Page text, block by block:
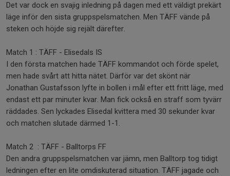
Det var dock en svajig inledning på dagen med ett väldigt prekärt
läge inför den sista gruppspelsmatchen. Men TÄFF vände på
steken och höjde sig rejält därefter.
Match 1 : TÄFF - Elisedals IS
I den första matchen hade TÄFF kommandot och förde spelet,
men hade svårt att hitta nätet. Därför var det skönt när
Jonathan Gustafsson lyfte in bollen i mål efter ett fritt läge, med
endast ett par minuter kvar. Man fick också en straff som tyvärr
räddades. Sen lyckades Elisedal kvittera med 30 sekunder kvar
och matchen slutade därmed 1-1.
Match 2 : TÄFF - Balltorps FF
Den andra gruppspelsmatchen var jämn, men Balltorp tog tidigt
ledningen efter en lite omdiskuterad situation. TÄFF jagade och